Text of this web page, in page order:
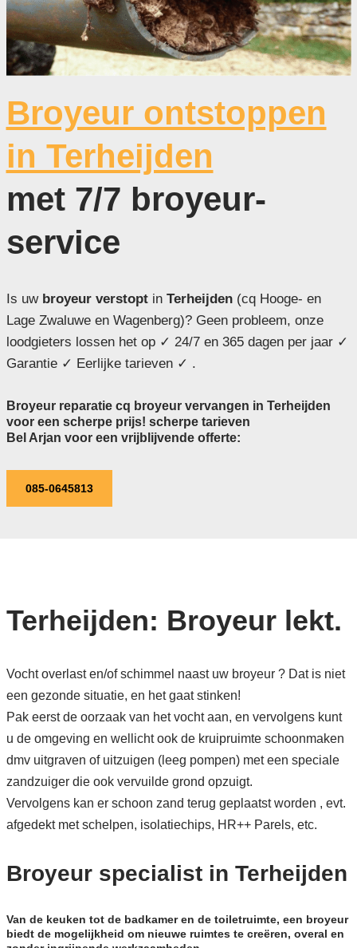
Broyeur ontstoppen
in Terheijden
met 7/7 broyeur-
service
Is uwbroyeur verstoptin Terheijden(cq Hooge- en
Lage Zwaluwe en Wagenberg)? Geen probleem, onze
loodgieters lossen het op ✓ 24/7 en 365 dagen per jaar ✓
Garantie ✓ Eerlijke tarieven ✓ .
Broyeur reparatie cq broyeur vervangen in Terheijden
voor een scherpe prijs! scherpe tarieven
Bel Arjan voor een vrijblijvende offerte:
085-0645813
Terheijden: Broyeur lekt.
Vocht overlast en/of schimmel naast uw broyeur ? Dat is niet
een gezonde situatie, en het gaat stinken!
Pak eerst de oorzaak van het vocht aan, en vervolgens kunt
u de omgeving en wellicht ook de kruipruimte schoonmaken
dmv uitgraven of uitzuigen (leeg pompen) met een speciale
zandzuiger die ook vervuilde grond opzuigt.
Vervolgens kan er schoon zand terug geplaatst worden , evt.
afgedekt met schelpen, isolatiechips, HR++ Parels, etc.
Broyeur specialist in Terheijden
Van de keuken tot de badkamer en de toiletruimte, een broyeur
biedt de mogelijkheid om nieuwe ruimtes te creëren, overal en